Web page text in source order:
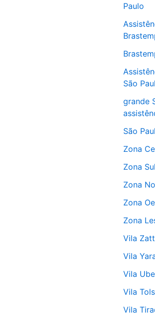
Paulo
São
grande
São
Zona
Zona
Zona
Zona
Zona
Vila
Vila
Vila
Vila
Vila